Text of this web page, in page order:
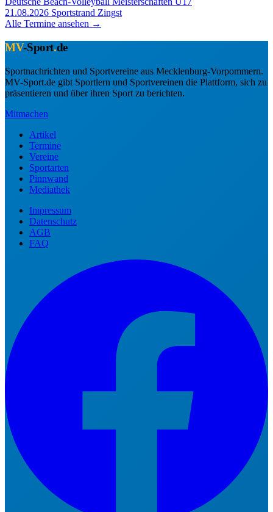
21.08.2026 Sportstrand Zingst
Alle Termine ansehen →
MV-Sport.de
Sportnachrichten und Sportvereine aus Mecklenburg-Vorpommern.
MV-Sport.de gibt Sportlern und Sportvereinen die Plattform, sich zu
präsentieren und über ihren Sport zu berichten.
Mitmachen
Artikel
Termine
Vereine
Sportarten
Pinnwand
Mediathek
Impressum
Datenschutz
AGB
FAQ